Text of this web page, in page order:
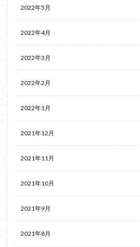
2022年5月
2022年4月
2022年3月
2022年2月
2022年1月
2021年12月
2021年11月
2021年10月
2021年9月
2021年8月